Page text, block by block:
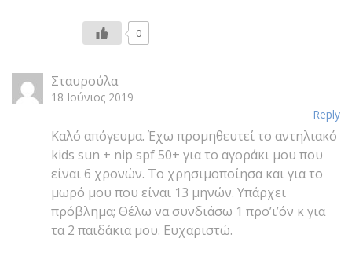
0
Σταυρούλα
18 Ιούνιος 2019
Reply
Καλό απόγευμα. Έχω προμηθευτεί το αντηλιακό
kids sun + nip spf 50+ για το αγοράκι μου που
είναι 6 χρονών. Το χρησιμοποίησα και για το
μωρό μου που είναι 13 μηνών. Υπάρχει
πρόβλημα; Θέλω να συνδιάσω 1 προ’ι’όν κ για
τα 2 παιδάκια μου. Ευχαριστώ.